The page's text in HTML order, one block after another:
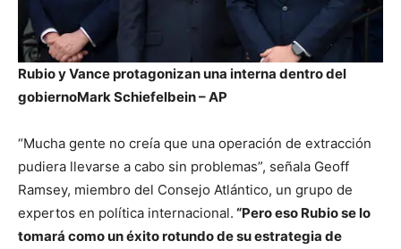
Rubio y Vance protagonizan una interna dentro del
gobiernoMark Schiefelbein – AP
“Mucha gente no creía que una operación de extracción
pudiera llevarse a cabo sin problemas”, señala Geoff
Ramsey, miembro del Consejo Atlántico, un grupo de
expertos en política internacional. “Pero eso Rubio se lo
tomará como un éxito rotundo de su estrategia de